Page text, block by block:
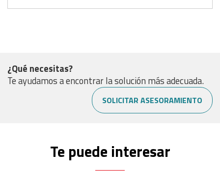
¿Qué necesitas?
Te ayudamos a encontrar la solución más adecuada.
SOLICITAR ASESORAMIENTO
Te puede interesar